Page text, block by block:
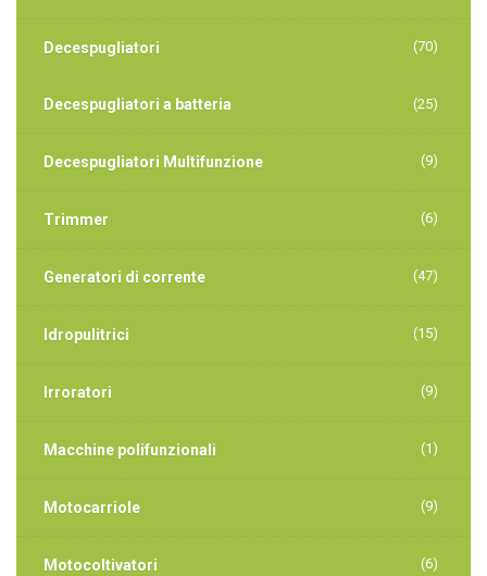
Decespugliatori (70)
Decespugliatori a batteria (25)
Decespugliatori Multifunzione (9)
Trimmer (6)
Generatori di corrente (47)
Idropulitrici (15)
Irroratori (9)
Macchine polifunzionali (1)
Motocarriole (9)
Motocoltivatori (6)